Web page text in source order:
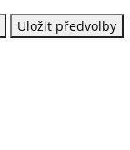
Uložit předvolby